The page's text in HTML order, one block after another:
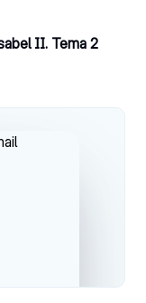
II. Tema 2